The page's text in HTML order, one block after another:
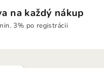
na každý nákup
3% po registrácii